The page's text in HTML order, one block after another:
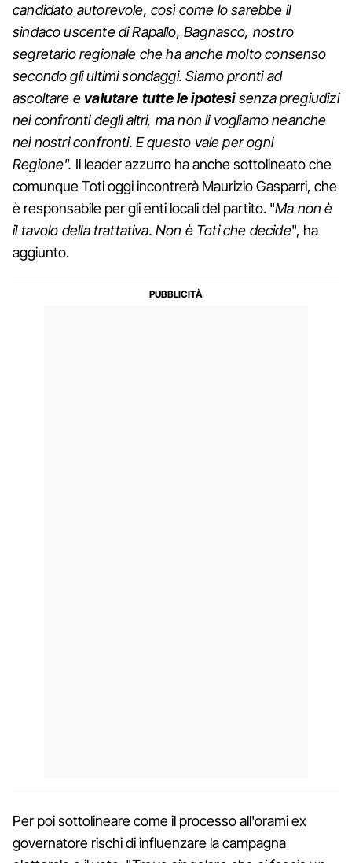
candidato autorevole, così come lo sarebbe il
sindaco uscente di Rapallo, Bagnasco, nostro
segretario regionale che ha anche molto consenso
secondo gli ultimi sondaggi. Siamo pronti ad
ascoltare e valutare tutte le ipotesisenza pregiudizi
nei confronti degli altri, ma non li vogliamo neanche
nei nostri confronti. E questo vale per ogni
Regione". Il leader azzurro ha anche sottolineato che
comunque Toti oggi incontrerà Maurizio Gasparri, che
è responsabile per gli enti locali del partito. "Ma non è
il tavolo della trattativa. Non è Toti che decide", ha
aggiunto.
Per poi sottolineare come il processo all'orami ex
governatore rischi di influenzare la campagna